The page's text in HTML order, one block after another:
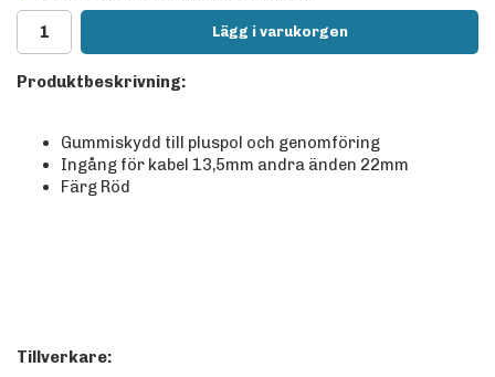
Lägg i varukorgen
Produktbeskrivning:
Gummiskydd till pluspol och genomföring
Ingång för kabel 13,5mm andra änden 22mm
Färg Röd
Tillverkare: